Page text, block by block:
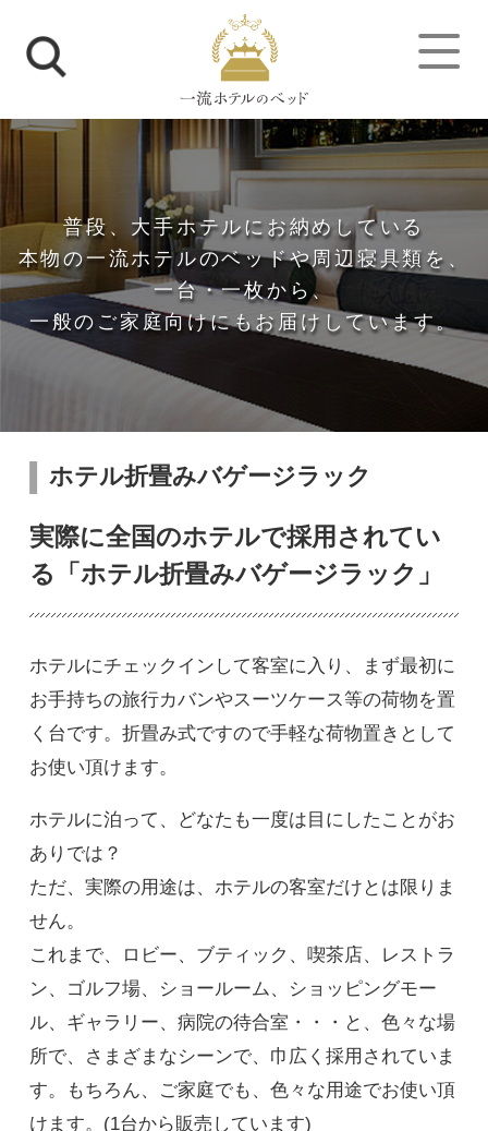
普段、大手ホテルにお納めしている
本物の一流ホテルのベッドや周辺寝具類を、
一台・一枚から、
一般のご家庭向けにもお届けしています。
ホテル折畳みバゲージラック
実際に全国のホテルで採用されてい
る「ホテル折畳みバゲージラック」
ホテルにチェックインして客室に入り、まず最初に
お手持ちの旅行カバンやスーツケース等の荷物を置
く台です。折畳み式ですので手軽な荷物置きとして
お使い頂けます。
ホテルに泊って、どなたも一度は目にしたことがお
ありでは？
ただ、実際の用途は、ホテルの客室だけとは限りま
せん。
これまで、ロビー、ブティック、喫茶店、レストラ
ン、ゴルフ場、ショールーム、ショッピングモー
ル、ギャラリー、病院の待合室・・・と、色々な場
所で、さまざまなシーンで、巾広く採用されていま
す。もちろん、ご家庭でも、色々な用途でお使い頂
けます。(1台から販売しています)